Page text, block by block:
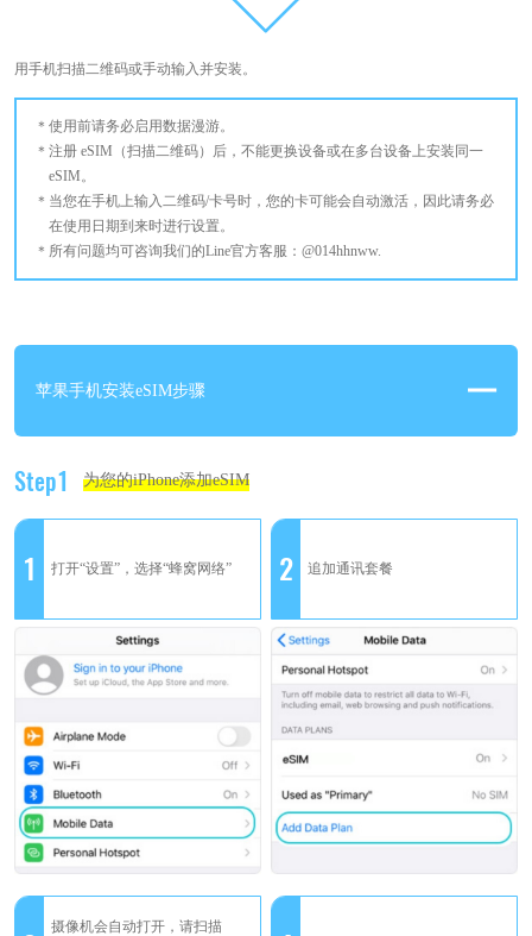
用手机扫描二维码或手动输入并安装。
使用前请务必启用数据漫游。
注册 eSIM（扫描二维码）后，不能更换设备或在多台设备上安装同一
eSIM。
当您在手机上输入二维码/卡号时，您的卡可能会自动激活，因此请务必
在使用日期到来时进行设置。
所有问题均可咨询我们的Line官方客服：@014hhnww.
苹果手机安装eSIM步骤
Step1 为您的iPhone添加eSIM
1 打开“设置”，选择“蜂窝网络” 2 追加通讯套餐
摄像机会自动打开，请扫描